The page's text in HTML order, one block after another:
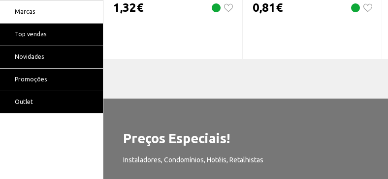
Marcas
Top vendas
Novidades
Promoções
Outlet
1,32€ 0,81€
Preços Especiais!
Instaladores, Condomínios, Hotéis, Retalhistas